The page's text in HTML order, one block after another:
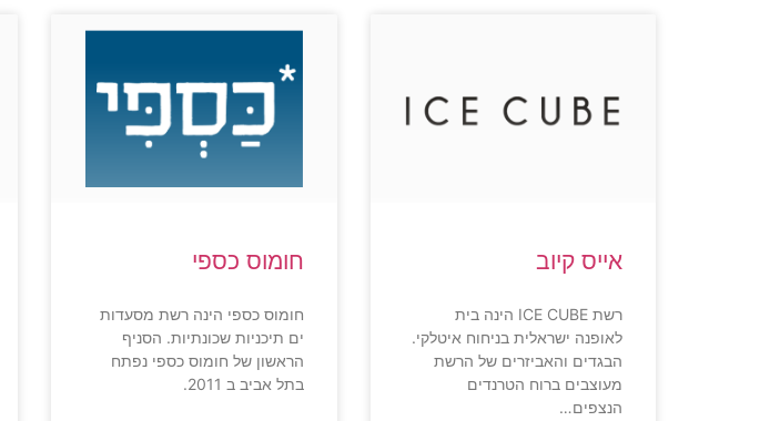
אייס קיוב
רשת ICE CUBE הינה בית
לאופנה ישראלית בניחוח איטלקי.
הבגדים והאביזרים של הרשת
מעוצבים ברוח הטרנדים
הנצפים…
חומוס כספי
חומוס כספי הינה רשת מסעדות
ים תיכניות שכונתיות. הסניף
הראשון של חומוס כספי נפתח
בתל אביב ב 2011.